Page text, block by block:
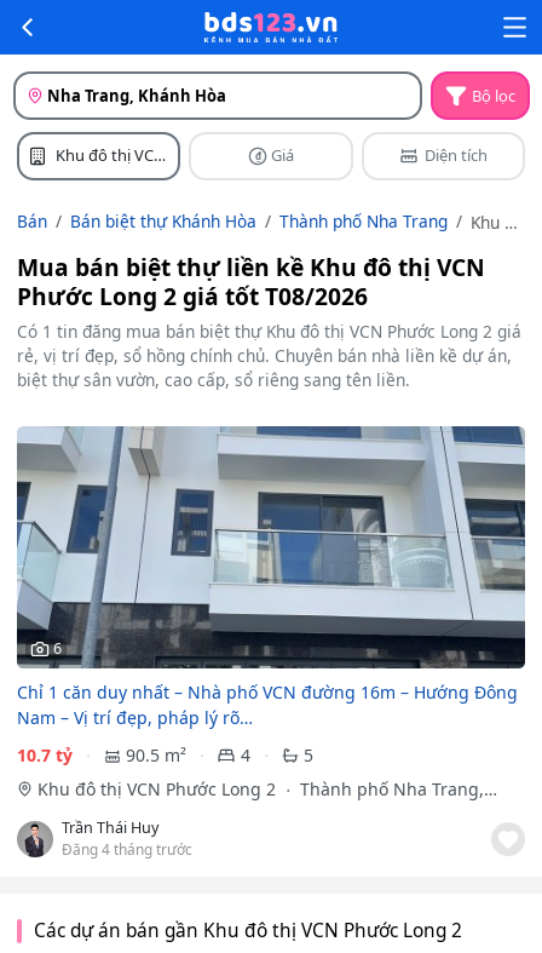
Nha Trang, Khánh Hòa Bộ lọc
Khu đô thị VCN
Phước Long 2
Giá Diện tích
Bán Bán biệt thự Khánh Hòa Thành phố Nha Trang
Khu đô
VCN
Long 2
Mua bán biệt thự liền kề Khu đô thị VCN
Phước Long 2 giá tốt T08/2026
Có 1 tin đăng mua bán biệt thự Khu đô thị VCN Phước Long 2 giá
rẻ, vị trí đẹp, sổ hồng chính chủ. Chuyên bán nhà liền kề dự án,
biệt thự sân vườn, cao cấp, sổ riêng sang tên liền.
6
Chỉ 1 căn duy nhất – Nhà phố VCN đường 16m – Hướng Đông
Nam – Vị trí đẹp, pháp lý rõ…
10.7 tỷ
90.5 m² 4
5
Khu đô thị VCN Phước Long 2
Thành phố Nha Trang,
Khánh Hòa
Trần Thái Huy
Đăng 4 tháng trước
Các dự án bán gần Khu đô thị VCN Phước Long 2